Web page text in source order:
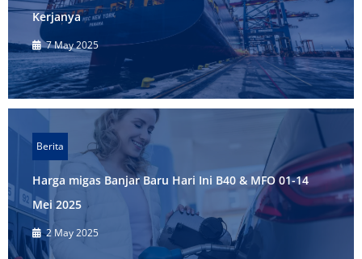
Kerjanya
7 May 2025
Berita
Harga migas Banjar Baru Hari Ini B40 & MFO 01-14
Mei 2025
2 May 2025